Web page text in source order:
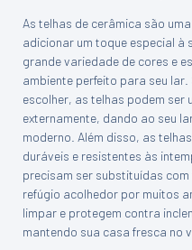
As telhas de cerâmica são
adicionar um toque especial à
grande variedade de cores e
ambiente perfeito para seu
escolher, as telhas podem
externamente, dando ao seu
moderno. Além disso, as
duráveis e resistentes às
precisam ser substituídas
refúgio acolhedor por muitos
limpar e protegem contra
mantendo sua casa fresca no